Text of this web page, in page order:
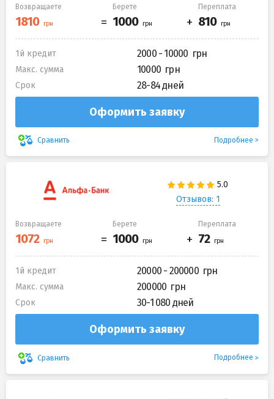
Возвращаете Берете Переплата
1й кредит 2000 - 10000
Макс. сумма 10000
Срок 28-84 дней
Оформить заявку
Сравнить Подробнее
Отзывов: 1
Возвращаете Берете Переплата
1й кредит 20000 - 200000
Макс. сумма 200000
Срок 30-1 080 дней
Оформить заявку
Сравнить Подробнее